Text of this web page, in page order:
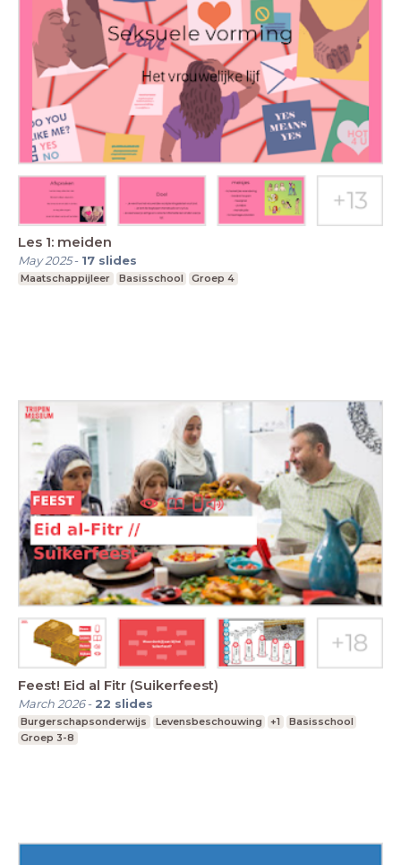
Les 1: meiden
May 2025- 17 slides
Maatschappijleer Basisschool Groep 4
Feest! Eid al Fitr (Suikerfeest)
March 2026- 22 slides
Burgerschapsonderwijs Levensbeschouwing +1
Basisschool
Groep 3-8